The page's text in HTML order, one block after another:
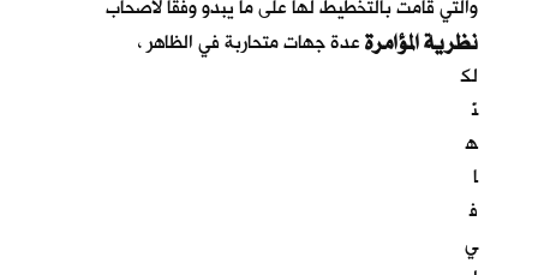
والتي قامت بالتخطيط لها على ما يبدو وفقا لأصحاب
نظرية المؤامرةعدة جهات متحاربة في الظاهر ،
لك
نّ
ه
ا
ف
ي